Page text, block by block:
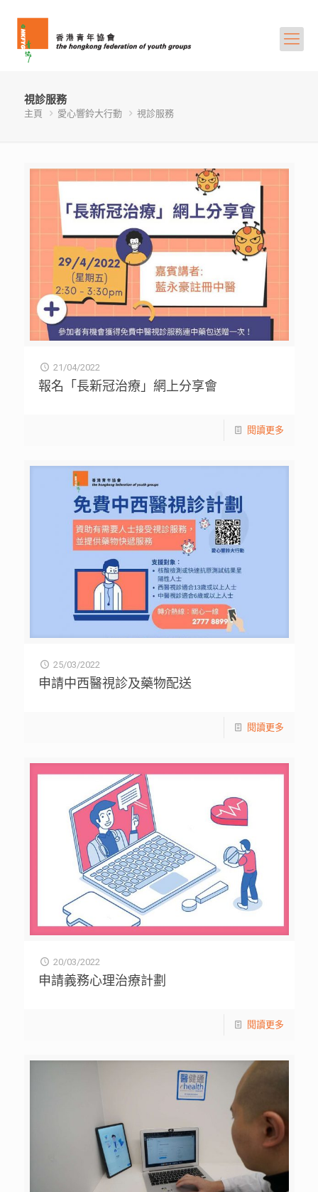
視診服務
主頁 愛心響鈴大行動 視診服務
21/04/2022
報名「長新冠治療」網上分享會
閱讀更多
25/03/2022
申請中西醫視診及藥物配送
閱讀更多
20/03/2022
申請義務心理治療計劃
閱讀更多